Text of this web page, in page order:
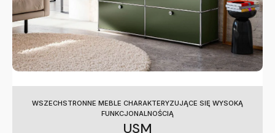
WSZECHSTRONNE MEBLE CHARAKTERYZUJĄCE SIĘ WYSOKĄ
FUNKCJONALNOŚCIĄ
USM